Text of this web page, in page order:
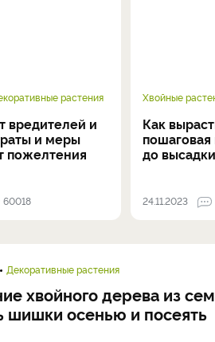
растения
вредителей и
и меры
пожелтения
60018
Хвойные
Как
пошаговая
до
24.11.2023
Декоративные растения
хвойного дерева из
шишки осенью и посеять